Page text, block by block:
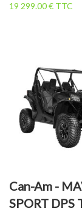
19 299.00 € TTC
Can-Am -
SPORT DPS